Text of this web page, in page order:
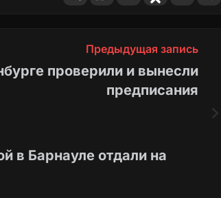
Предыдущая запись
проверили и вынесли
предписания
в Барнауле отдали на